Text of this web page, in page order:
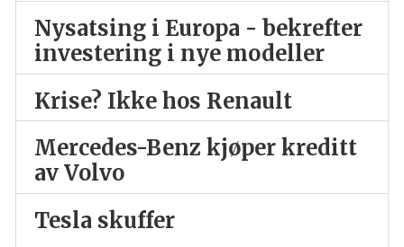
Nysatsing i Europa - bekrefter
investering i nye modeller
Krise? Ikke hos Renault
Mercedes-Benz kjøper kreditt
av Volvo
Tesla skuffer